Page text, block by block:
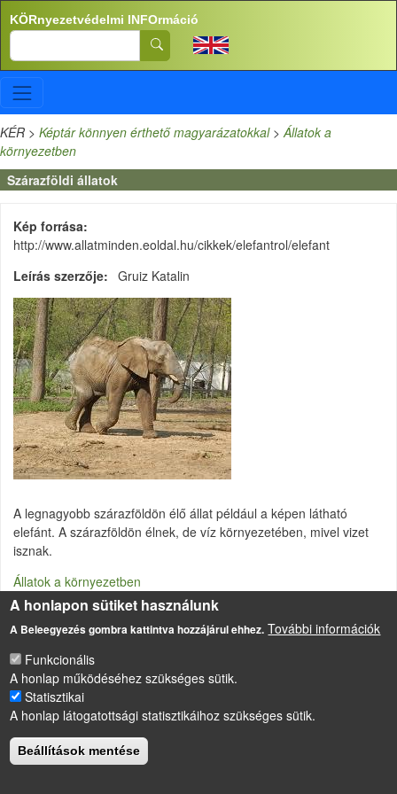
Ugrás a tartalomra
KÖRnyezetvédelmi INFOrmáció
Search
KÉR > Képtár könnyen érthető magyarázatokkal>Állatok a
környezetben
Szárazföldi állatok
Kép forrása
http://www.allatminden.eoldal.hu/cikkek/elefantrol/elefant
Leírás szerzője
Gruiz Katalin
A legnagyobb szárazföldön élő állat például a képen látható
elefánt. A szárazföldön élnek, de víz környezetében, mivel vizet
isznak.
Állatok a környezetben
LÁBLÉC
Impresszum
Sütikezelési szabályzat
Drupal alapú webhely
A honlapon sütiket használunk
A Beleegyezés gombra kattintva hozzájárul ehhez. További információk
Funkcionális
A honlap működéséhez szükséges sütik.
Statisztikai
A honlap látogatottsági statisztikáihoz szükséges sütik.
Beállítások mentése